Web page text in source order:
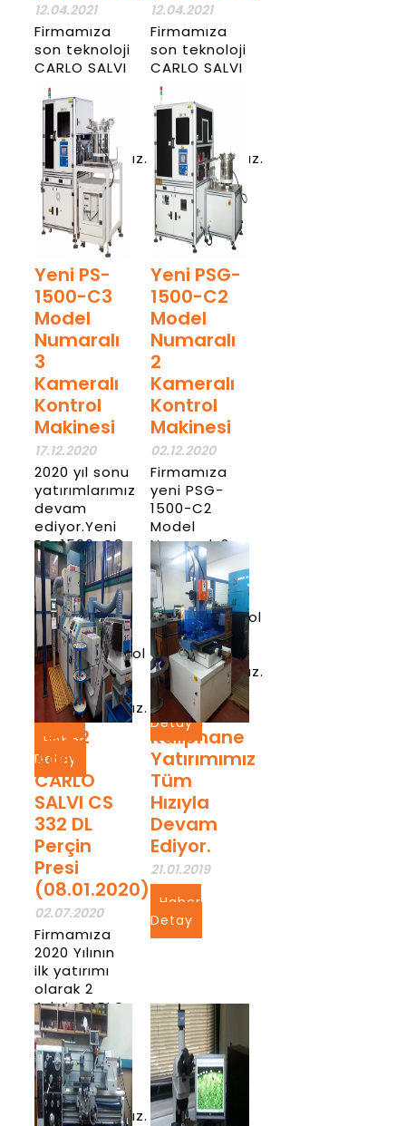
12.04.2021
Firmamıza
son teknoloji
CARLO SALVI
CS002
perçin presi
makinesini
almış
bulunmaktayız.
Haber
Detay
12.04.2021
Firmamıza
son teknoloji
CARLO SALVI
CS003
perçin presi
makinesini
almış
bulunmaktayız.
Haber
Detay
Yeni PS-
1500-C3
Model
Numaralı
3
Kameralı
Kontrol
Makinesi
17.12.2020
2020 yıl sonu
yatırımlarımız
devam
ediyor.Yeni
PS-1500-C3
Model
Numaralı 3
Kameralı
%100 optik
hata
seçme/kontrol
makinesini
almış
bulunmaktayız.
Haber
Detay
Yeni PSG-
1500-C2
Model
Numaralı
2
Kameralı
Kontrol
Makinesi
02.12.2020
Firmamıza
yeni PSG-
1500-C2
Model
Numaralı 2
Kameralı
%100 optik
hata
seçme/kontrol
makinesini
almış
bulunmaktayız.
Haber
Detay
Yeni 2
Adet
CARLO
SALVI CS
332 DL
Perçin
Presi
(08.01.2020)
02.07.2020
Firmamıza
2020 Yılının
ilk yatırımı
olarak 2
Adet CARLO
SALVI CS 332
DL perçin
presi
makinesini
almış
bulunmaktayız.
Kalıphane
Yatırımımız
Tüm
Hızıyla
Devam
Ediyor.
21.01.2019
Haber
Detay